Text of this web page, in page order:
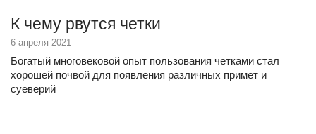
К чему рвутся четки
6 апреля 2021
Богатый многовековой опыт пользования четками стал
хорошей почвой для появления различных примет и
суеверий